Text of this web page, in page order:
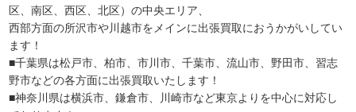
区、南区、西区、北区）の中央エリア、
西部方面の所沢市や川越市をメインに出張買取におうかがいしてい
ます！
■千葉県は松戸市、柏市、市川市、千葉市、流山市、野田市、習志
野市などの各方面に出張買取いたします！
■神奈川県は横浜市、鎌倉市、川崎市など東京よりを中心に対応し